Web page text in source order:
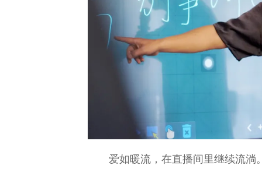
爱如暖流，在直播间里继续流淌